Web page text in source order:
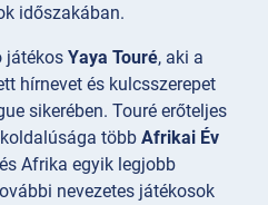
időszakában.
játékos Yaya Touré, aki a
hírnevet és kulcsszerepet
sikerében. Touré erőteljes
több Afrikai Év
Afrika egyik legjobb
nevezetes játékosok